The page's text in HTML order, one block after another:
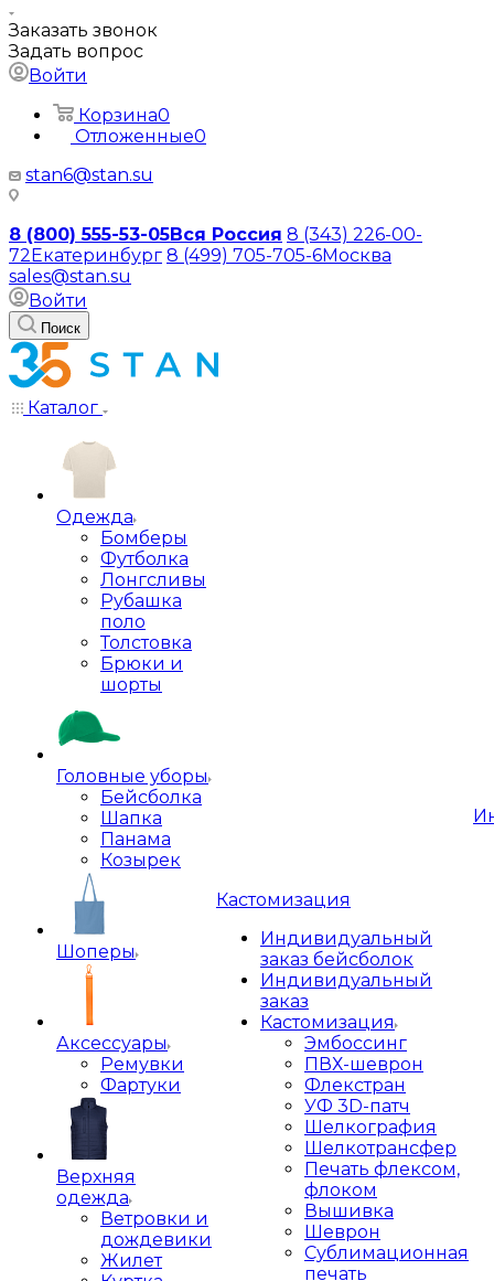
Заказать звонок
Задать вопрос
Войти
Корзина0
Отложенные0
stan6@stan.su
8 (800) 555-53-05Вся Россия 8 (343) 226-00-
72Екатеринбург 8 (499) 705-705-6Москва
sales@stan.su
Войти
Поиск
Каталог
Одежда
Бомберы
Футболка
Лонгсливы
Рубашка
поло
Толстовка
Брюки и
шорты
Головные уборы
Бейсболка
Шапка
Панама
Козырек
Шоперы
Аксессуары
Ремувки
Фартуки
Верхняя
одежда
Ветровки и
дождевики
Жилет
Кастомизация
Индивидуальный
заказ бейсболок
Индивидуальный
заказ
Кастомизация
Эмбоссинг
ПВХ-шеврон
Флекстран
УФ 3D-патч
Шелкография
Шелкотрансфер
Печать флексом,
флоком
Вышивка
Шеврон
Сублимационная
печать